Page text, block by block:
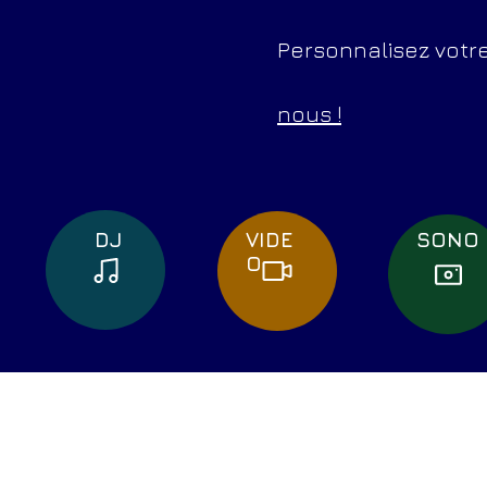
Personnalisez
nous !
DJ
VIDE
O
SONO